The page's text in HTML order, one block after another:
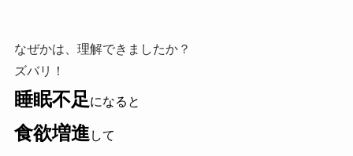
なぜかは、理解できましたか？
ズバリ！
睡眠不足になると
食欲増進 して